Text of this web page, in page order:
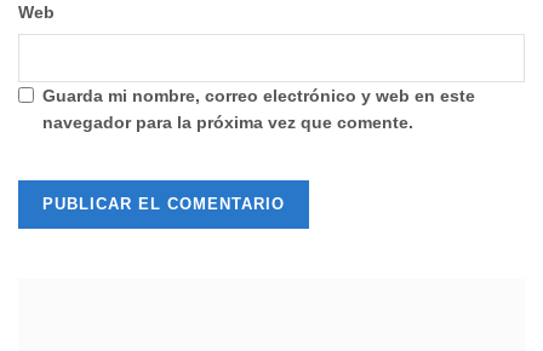
Web
Guarda mi nombre, correo electrónico y web en este
navegador para la próxima vez que comente.